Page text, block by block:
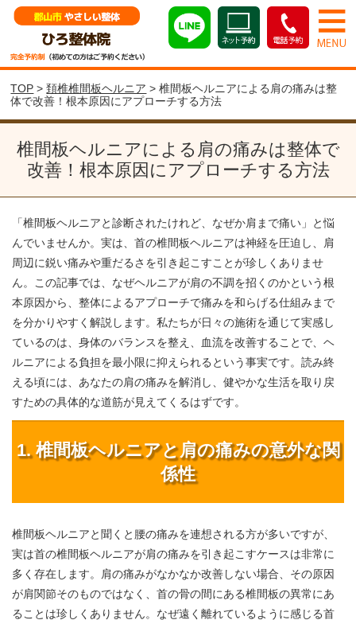
TOP >頚椎椎間板ヘルニア > 椎間板ヘルニアによる肩の痛みは整
体で改善！根本原因にアプローチする方法
椎間板ヘルニアによる肩の痛みは整体で
改善！根本原因にアプローチする方法
「椎間板ヘルニアと診断されたけれど、なぜか肩まで痛い」と悩
んでいませんか。実は、首の椎間板ヘルニアは神経を圧迫し、肩
周辺に鋭い痛みや重だるさを引き起こすことが珍しくありませ
ん。この記事では、なぜヘルニアが肩の不調を招くのかという根
本原因から、整体によるアプローチで痛みを和らげる仕組みまで
を分かりやすく解説します。私たちが日々の施術を通じて実感し
ているのは、身体のバランスを整え、血流を改善することで、ヘ
ルニアによる負担を最小限に抑えられるという事実です。読み終
える頃には、あなたの肩の痛みを解消し、健やかな生活を取り戻
すための具体的な道筋が見えてくるはずです。
1. 椎間板ヘルニアと肩の痛みの意外な関
係性
椎間板ヘルニアと聞くと腰の痛みを連想される方が多いですが、
実は首の椎間板ヘルニアが肩の痛みを引き起こすケースは非常に
多く存在します。肩の痛みがなかなか改善しない場合、その原因
が肩関節そのものではなく、首の骨の間にある椎間板の異常にあ
ることは珍しくありません。なぜ遠く離れているように感じる首